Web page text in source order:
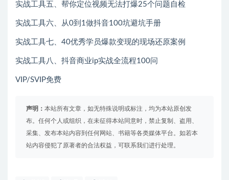
实战工具五、帮你定位视频无法打爆25个问题自检
实战工具六、从0到1做抖音100坑避坑手册
实战工具七、40优秀学员爆款变现的现场还原案例
实战工具八、抖音商业ip实战全流程100问
VIP/SVIP免费
声明： 本站所有文章，如无特殊说明或标注，均为本站原创发
布。任何个人或组织，在未征得本站同意时，禁止复制、盗用、
采集、发布本站内容到任何网站、书籍等各类媒体平台。如若本
站内容侵犯了原著者的合法权益，可联系我们进行处理。